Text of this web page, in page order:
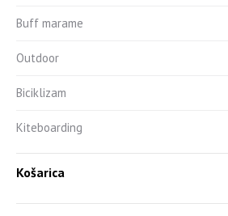
Buff marame
Outdoor
Biciklizam
Kiteboarding
Košarica